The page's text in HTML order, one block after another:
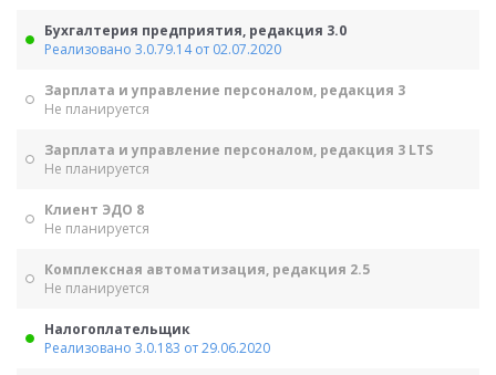
Бухгалтерия предприятия, редакция 3.0
Реализовано 3.0.79.14 от 02.07.2020
Зарплата и управление персоналом, редакция 3
Не планируется
Зарплата и управление персоналом, редакция 3 LTS
Не планируется
Клиент ЭДО 8
Не планируется
Комплексная автоматизация, редакция 2.5
Не планируется
Налогоплательщик
Реализовано 3.0.183 от 29.06.2020